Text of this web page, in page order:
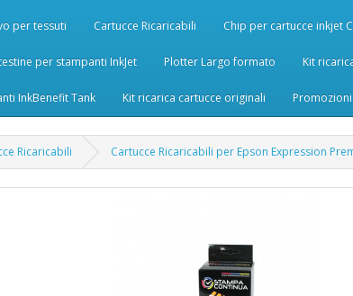
per tessuti Cartucce Ricaricabili Chip per cartucce inkjet
per stampanti InkJet Plotter Largo formato Kit
InkBenefit Tank Kit ricarica cartucce originali
Ricaricabili Cartucce Ricaricabili per Epson Expression